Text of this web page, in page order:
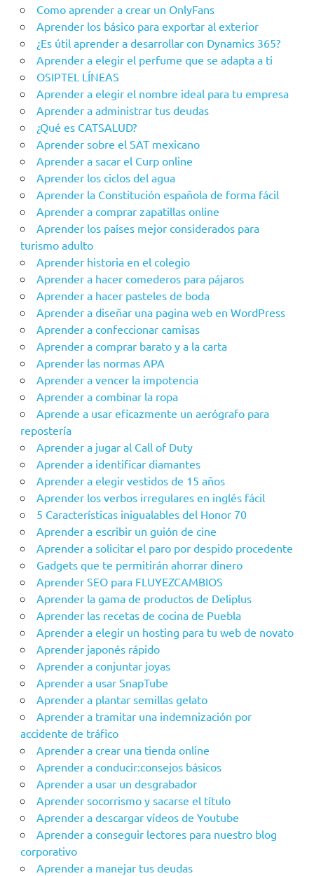
Como aprender a crear un OnlyFans
Aprender los básico para exportar al exterior
¿Es útil aprender a desarrollar con Dynamics 365?
Aprender a elegir el perfume que se adapta a ti
OSIPTEL LÍNEAS
Aprender a elegir el nombre ideal para tu empresa
Aprender a administrar tus deudas
¿Qué es CATSALUD?
Aprender sobre el SAT mexicano
Aprender a sacar el Curp online
Aprender los ciclos del agua
Aprender la Constitución española de forma fácil
Aprender a comprar zapatillas online
Aprender los países mejor considerados para
turismo adulto
Aprender historia en el colegio
Aprender a hacer comederos para pájaros
Aprender a hacer pasteles de boda
Aprender a diseñar una pagina web en WordPress
Aprender a confeccionar camisas
Aprender a comprar barato y a la carta
Aprender las normas APA
Aprender a vencer la impotencia
Aprender a combinar la ropa
Aprende a usar eficazmente un aerógrafo para
repostería
Aprender a jugar al Call of Duty
Aprender a identificar diamantes
Aprender a elegir vestidos de 15 años
Aprender los verbos irregulares en inglés fácil
5 Características inigualables del Honor 70
Aprender a escribir un guión de cine
Aprender a solicitar el paro por despido procedente
Gadgets que te permitirán ahorrar dinero
Aprender SEO para FLUYEZCAMBIOS
Aprender la gama de productos de Deliplus
Aprender las recetas de cocina de Puebla
Aprender a elegir un hosting para tu web de novato
Aprender japonés rápido
Aprender a conjuntar joyas
Aprender a usar SnapTube
Aprender a plantar semillas gelato
Aprender a tramitar una indemnización por
accidente de tráfico
Aprender a crear una tienda online
Aprender a conducir:consejos básicos
Aprender a usar un desgrabador
Aprender socorrismo y sacarse el título
Aprender a descargar vídeos de Youtube
Aprender a conseguir lectores para nuestro blog
corporativo
Aprender a manejar tus deudas